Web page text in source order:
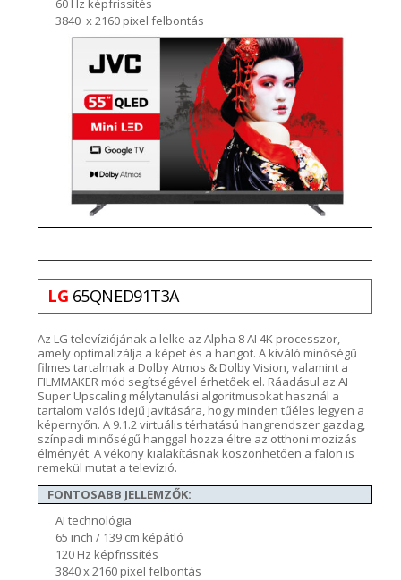
60 Hz képfrissítés
3840 x 2160 pixel felbontás
LG 65QNED91T3A
Az LGtelevíziójának a lelke azAlpha 8 AI 4K processzor,
amely optimalizálja a képet és a hangot. A kiváló minőségű
filmes tartalmak a DolbyAtmos & Dolby Vision, valamint a
FILMMAKER mód segítségével érhetőek el. Ráadásul az AI
Super Upscaling mélytanulási algoritmusokat használ a
tartalom valós idejű javítására, hogy minden tűéles legyen a
képernyőn. A 9.1.2virtuális térhatású hangrendszer gazdag,
színpadi minőségű hanggal hozza éltre az otthoni mozizás
élményét. A vékony kialakításnak köszönhetően a falon is
remekül mutat a televízió.
FONTOSABB JELLEMZŐK:
AI technológia
65 inch / 139 cm képátló
120 Hz képfrissítés
3840 x 2160 pixel felbontás